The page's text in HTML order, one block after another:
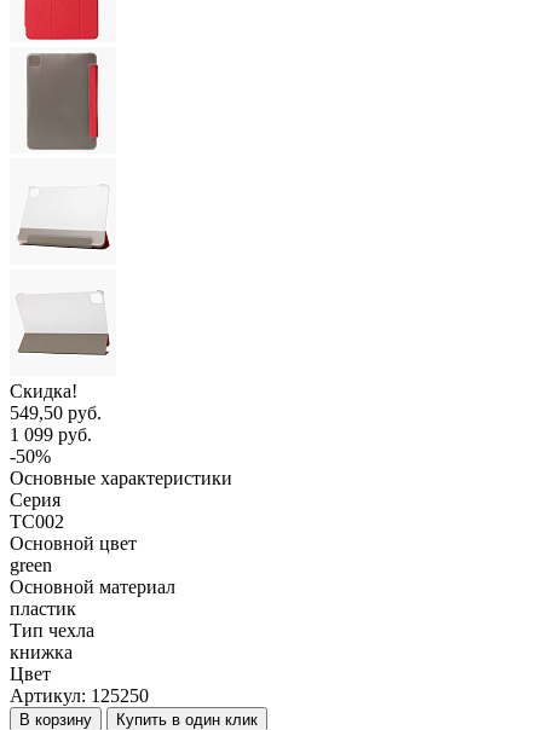
Скидка!
549,50 руб.
1 099 руб.
-50%
Основные характеристики
Серия
TC002
Основной цвет
green
Основной материал
пластик
Тип чехла
книжка
Цвет
Артикул: 125250
В корзину Купить в один клик